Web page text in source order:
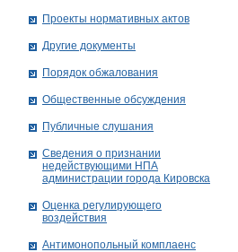
Проекты нормативных актов
Другие документы
Порядок обжалования
Общественные обсуждения
Публичные слушания
Сведения о признании
недействующими НПА
администрации города Кировскa
Оценка регулирующего
воздействия
Антимонопольный комплаенс